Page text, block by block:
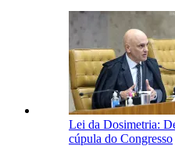
Lei da Dosimetria:
cúpula do Congresso